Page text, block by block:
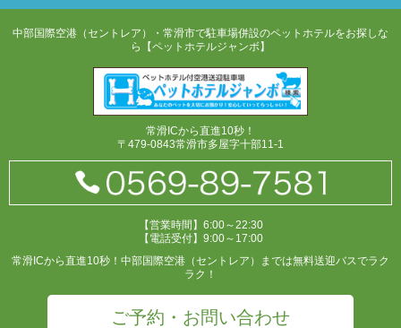
中部国際空港（セントレア）・常滑市で駐車場併設のペットホテルをお探しな
ら【ペットホテルジャンボ】
常滑ICから直進10秒！
〒479-0843常滑市多屋字十部11-1
【営業時間】6:00～22:30
【電話受付】9:00～17:00
常滑ICから直進10秒！中部国際空港（セントレア）までは無料送迎バスでラク
ラク！
ご予約・お問い合わせ